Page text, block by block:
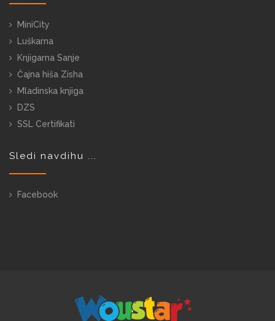
MiniCity
Luškarna
Knjigarna Sanje
Čajna hiša Zisha
Mladinska knjiga
DZS
SSL Certifikati
Sledi navdihu ...
Facebook